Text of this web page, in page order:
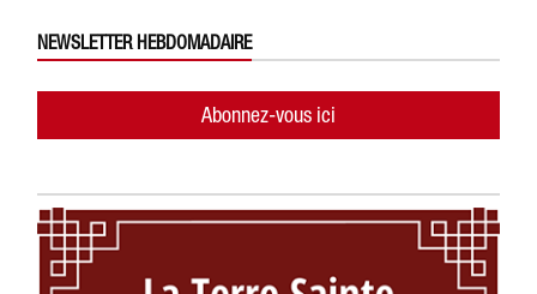
NEWSLETTER HEBDOMADAIRE
Abonnez-vous ici